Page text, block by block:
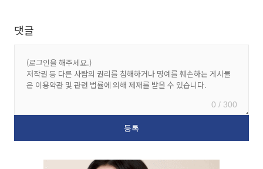
댓글
0 / 300